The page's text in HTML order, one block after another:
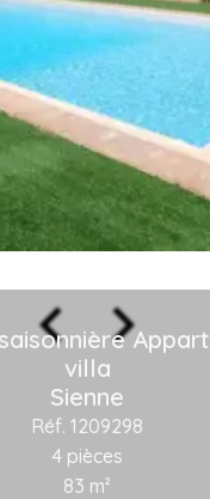
villa
Sienne
Réf. 1209298
4 pièces
83 m²